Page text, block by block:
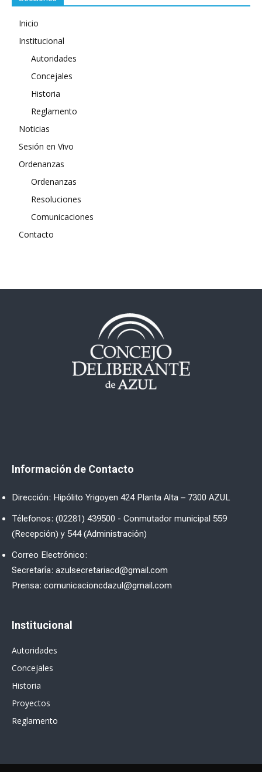
Inicio
Institucional
Autoridades
Concejales
Historia
Reglamento
Noticias
Sesión en Vivo
Ordenanzas
Ordenanzas
Resoluciones
Comunicaciones
Contacto
Información de Contacto
Dirección: Hipólito Yrigoyen 424 Planta Alta – 7300 AZUL
Télefonos: (02281) 439500 - Conmutador municipal 559
(Recepción) y 544 (Administración)
Correo Electrónico:
Secretaría: azulsecretariacd@gmail.com
Prensa: comunicacioncdazul@gmail.com
Institucional
Autoridades
Concejales
Historia
Proyectos
Reglamento